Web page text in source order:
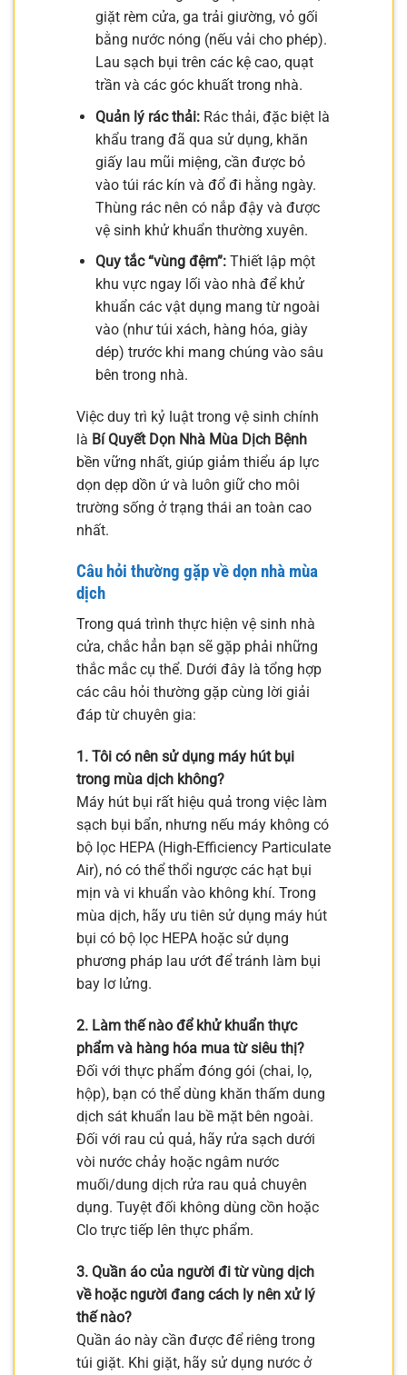
giặt rèm cửa, ga trải giường, vỏ gối
bằng nước nóng (nếu vải cho phép).
Lau sạch bụi trên các kệ cao, quạt
trần và các góc khuất trong nhà.
Quản lý rác thải:Rác thải, đặc biệt là
khẩu trang đã qua sử dụng, khăn
giấy lau mũi miệng, cần được bỏ
vào túi rác kín và đổ đi hằng ngày.
Thùng rác nên có nắp đậy và được
vệ sinh khử khuẩn thường xuyên.
Quy tắc “vùng đệm”:Thiết lập một
khu vực ngay lối vào nhà để khử
khuẩn các vật dụng mang từ ngoài
vào (như túi xách, hàng hóa, giày
dép) trước khi mang chúng vào sâu
bên trong nhà.
Việc duy trì kỷ luật trong vệ sinh chính
là Bí Quyết Dọn Nhà Mùa Dịch Bệnh
bền vững nhất, giúp giảm thiểu áp lực
dọn dẹp dồn ứ và luôn giữ cho môi
trường sống ở trạng thái an toàn cao
nhất.
Câu hỏi thường gặp về dọn nhà mùa
dịch
Trong quá trình thực hiện vệ sinh nhà
cửa, chắc hẳn bạn sẽ gặp phải những
thắc mắc cụ thể. Dưới đây là tổng hợp
các câu hỏi thường gặp cùng lời giải
đáp từ chuyên gia:
1. Tôi có nên sử dụng máy hút bụi
trong mùa dịch không?
Máy hút bụi rất hiệu quả trong việc làm
sạch bụi bẩn, nhưng nếu máy không có
bộ lọc HEPA (High-Efficiency Particulate
Air), nó có thể thổi ngược các hạt bụi
mịn và vi khuẩn vào không khí. Trong
mùa dịch, hãy ưu tiên sử dụng máy hút
bụi có bộ lọc HEPA hoặc sử dụng
phương pháp lau ướt để tránh làm bụi
bay lơ lửng.
2. Làm thế nào để khử khuẩn thực
phẩm và hàng hóa mua từ siêu thị?
Đối với thực phẩm đóng gói (chai, lọ,
hộp), bạn có thể dùng khăn thấm dung
dịch sát khuẩn lau bề mặt bên ngoài.
Đối với rau củ quả, hãy rửa sạch dưới
vòi nước chảy hoặc ngâm nước
muối/dung dịch rửa rau quả chuyên
dụng. Tuyệt đối không dùng cồn hoặc
Clo trực tiếp lên thực phẩm.
3. Quần áo của người đi từ vùng dịch
về hoặc người đang cách ly nên xử lý
thế nào?
Quần áo này cần được để riêng trong
túi giặt. Khi giặt, hãy sử dụng nước ở